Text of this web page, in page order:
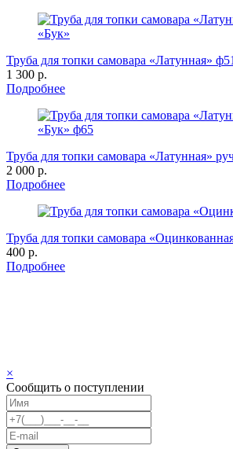
Труба для топки самовара «Латунная»
1 300 р.
Подробнее
Труба для топки самовара «Латунная»
2 000 р.
Подробнее
Труба для топки самовара
400 р.
Подробнее
×
Сообщить о поступлении